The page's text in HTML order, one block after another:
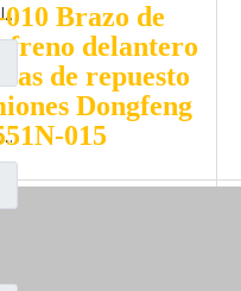
Engranaje del ángulo del lavabo del eje trasero para los recambios del camión de Sinotruk Steyr 199012320177
Diente medio del ángulo del lavabo del puente para los recambios AZ9981320154 del camión de Sinotruk Howo AC16
Brazo de
freno delantero
de repuesto
Dongfeng
015